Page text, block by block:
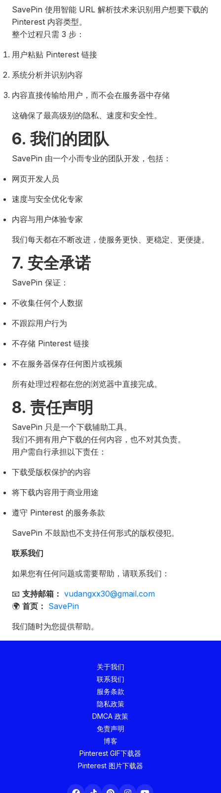
SavePin 使用智能 URL 解析技术来识别用户想要下载的
Pinterest 内容类型。
整个过程只需 3 步：
用户粘贴 Pinterest 链接
系统分析并识别内容
内容直接传输给用户，而不会在服务器中存储
这确保了最高级别的隐私、速度和安全性。
6. 我们的团队
SavePin 由一个小而专业的团队开发，包括：
网页开发人员
速度与安全优化专家
内容与用户体验专家
我们每天都在不断改进，使服务更快、更稳定、更便捷。
7. 安全承诺
SavePin 保证：
不收集任何个人数据
不跟踪用户行为
不存储 Pinterest 链接
不在服务器保存任何图片或视频
所有处理过程都在您的浏览器中直接完成。
8. 责任声明
SavePin 只是一个下载辅助工具。
我们不拥有用户下载的任何内容，也不对其负责。
用户需自行承担以下责任：
下载受版权保护的内容
将下载内容用于商业用途
遵守 Pinterest 的服务条款
SavePin 不鼓励也不支持任何形式的版权侵犯。
联系我们
如果您有任何问题或需要帮助，请联系我们：
📧 支持邮箱： vudangxx30@gmail.com
🌍 首页： SavePin
我们随时为您提供帮助。
关于我们
联系我们
服务条款
隐私政策
DMCA 政策
免责声明
博客
Pinterest GIF下载器
Pinterest 图片下载器